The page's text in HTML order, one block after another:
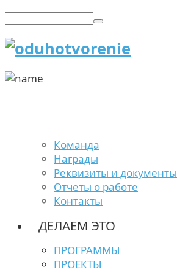
Команда
Награды
Реквизиты и документы
Отчеты о работе
Контакты
ДЕЛАЕМ ЭТО
ПРОГРАММЫ
ПРОЕКТЫ